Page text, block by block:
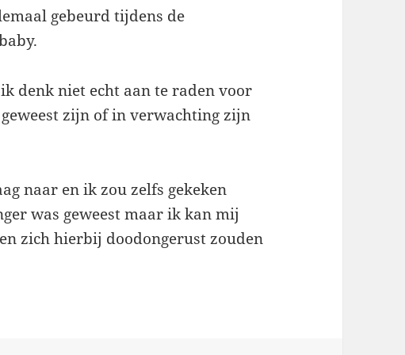
gebeurd tijdens de
denk niet echt aan te raden voor
zijn of in verwachting zijn
naar en ik zou zelfs gekeken
was geweest maar ik kan mij
zich hierbij doodongerust zouden